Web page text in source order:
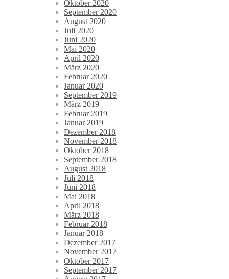
Oktober 2020
September 2020
August 2020
Juli 2020
Juni 2020
Mai 2020
April 2020
März 2020
Februar 2020
Januar 2020
September 2019
März 2019
Februar 2019
Januar 2019
Dezember 2018
November 2018
Oktober 2018
September 2018
August 2018
Juli 2018
Juni 2018
Mai 2018
April 2018
März 2018
Februar 2018
Januar 2018
Dezember 2017
November 2017
Oktober 2017
September 2017